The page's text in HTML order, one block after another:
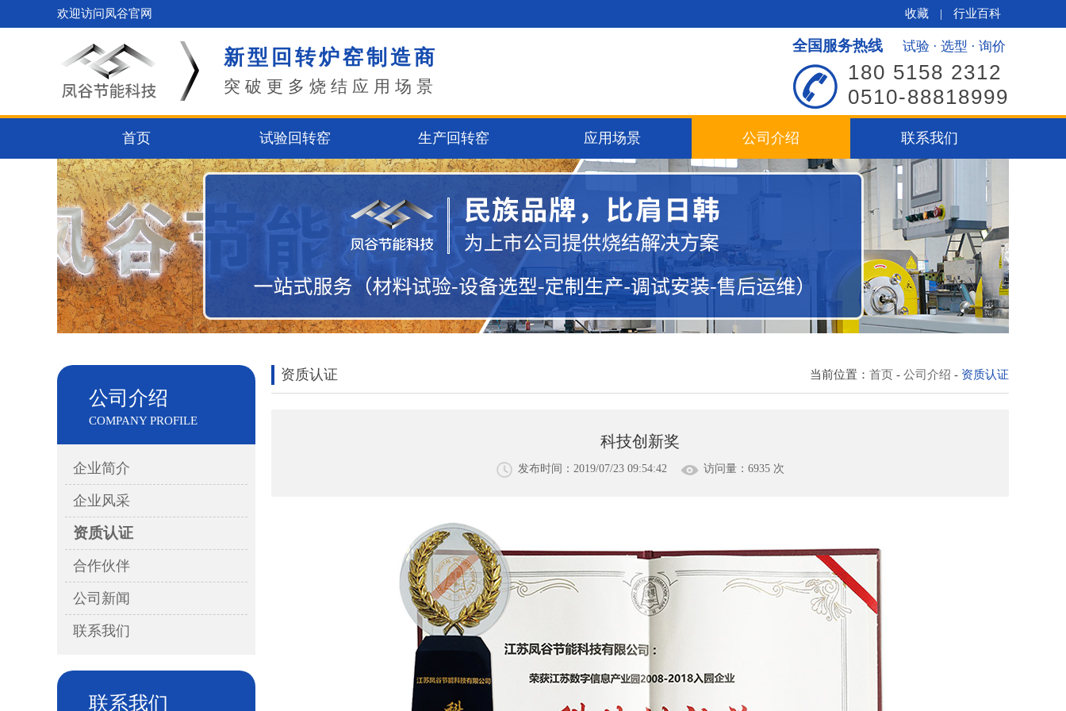
欢迎访问凤谷官网 收藏 | 行业百科
新型回转炉窑制造商
突破更多烧结应用场景
全国服务热线 试验 · 选型 · 询价
180 5158 2312
0510-88818999
首页 试验回转窑 生产回转窑 应用场景 公司介绍 联系我们
公司介绍
COMPANY PROFILE
企业简介
企业风采
资质认证
合作伙伴
公司新闻
联系我们
联系我们
资质认证 当前位置： 首页 - 公司介绍 - 资质认证
科技创新奖
发布时间：2019/07/23 09:54:42 访问量：6935 次